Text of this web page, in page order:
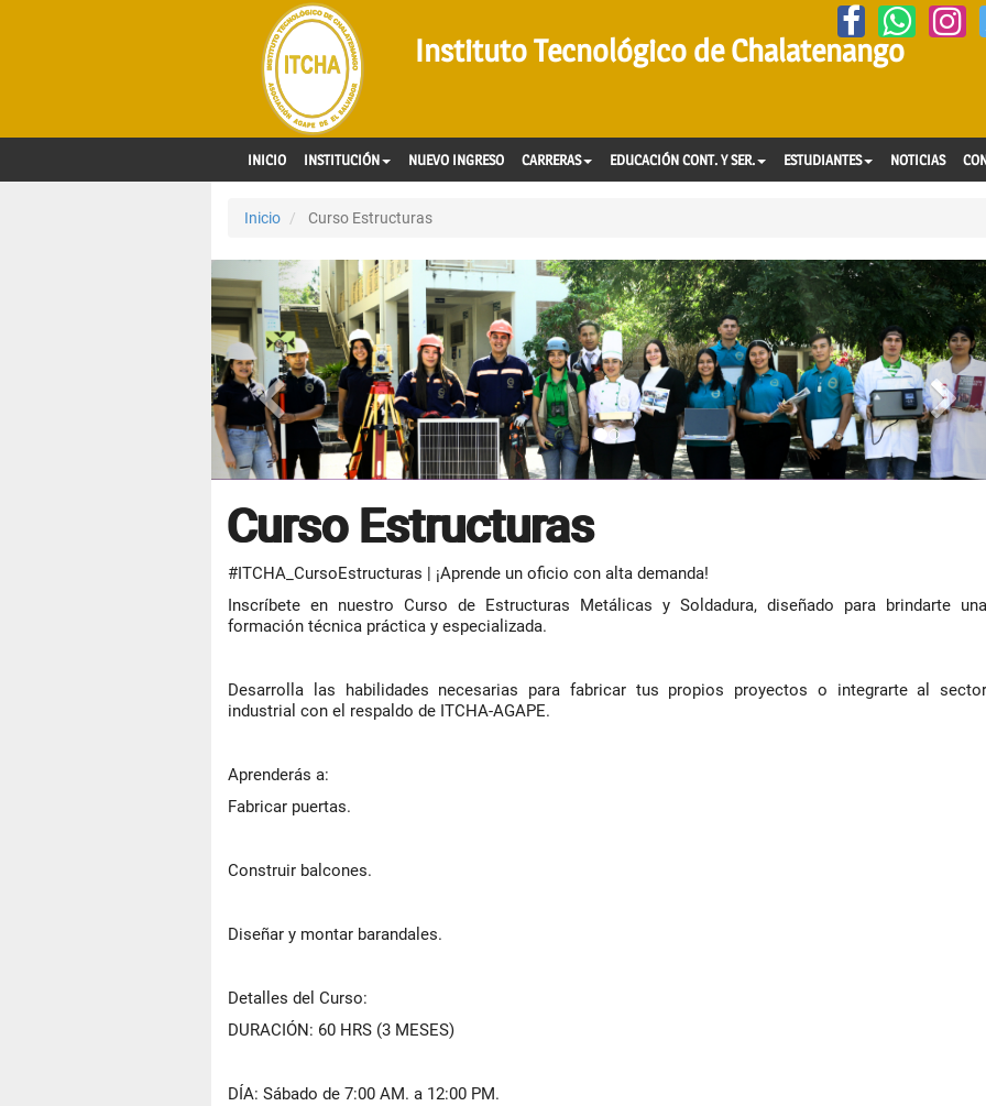
Instituto Tecnológico de Chalatenango
INICIO INSTITUCIÓN NUEVO INGRESO CARRERAS EDUCACIÓN CONT. Y SER. ESTUDIANTES NOTICIAS
Inicio Curso Estructuras
Curso Estructuras
#ITCHA_CursoEstructuras | ¡Aprende un oficio con alta demanda!
Inscríbete en nuestro Curso de Estructuras Metálicas y Soldadura, diseñado para brindarte una
formación técnica práctica y especializada.
Desarrolla las habilidades necesarias para fabricar tus propios proyectos o integrarte al sector
industrial con el respaldo de ITCHA-AGAPE.
Aprenderás a:
Fabricar puertas.
Construir balcones.
Diseñar y montar barandales.
Detalles del Curso:
DURACIÓN: 60 HRS (3 MESES)
DÍA: Sábado de 7:00 AM. a 12:00 PM.